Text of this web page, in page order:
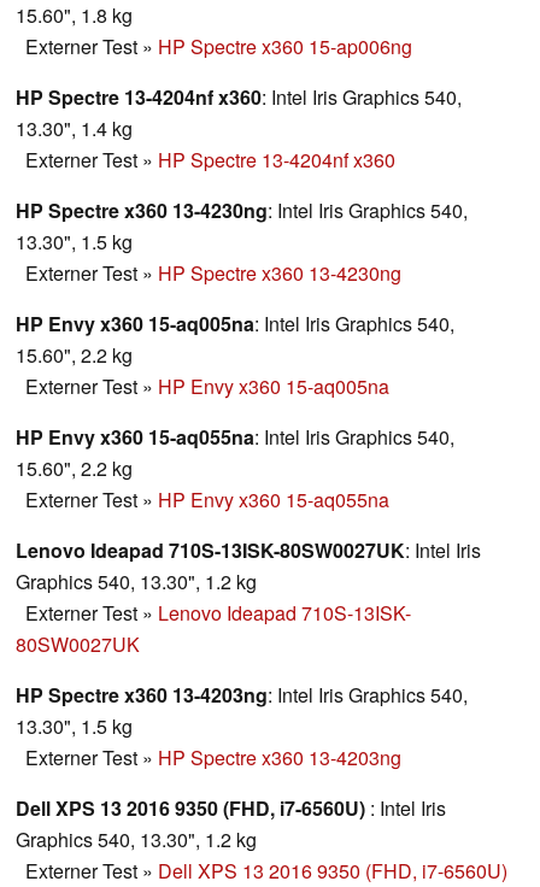
15.60", 1.8 kg
Externer Test » HP Spectre x360 15-ap006ng
HP Spectre 13-4204nf x360: Intel Iris Graphics 540,
13.30", 1.4 kg
Externer Test » HP Spectre 13-4204nf x360
HP Spectre x360 13-4230ng: Intel Iris Graphics 540,
13.30", 1.5 kg
Externer Test » HP Spectre x360 13-4230ng
HP Envy x360 15-aq005na: Intel Iris Graphics 540,
15.60", 2.2 kg
Externer Test » HP Envy x360 15-aq005na
HP Envy x360 15-aq055na: Intel Iris Graphics 540,
15.60", 2.2 kg
Externer Test » HP Envy x360 15-aq055na
Lenovo Ideapad 710S-13ISK-80SW0027UK: Intel Iris
Graphics 540, 13.30", 1.2 kg
Externer Test » Lenovo Ideapad 710S-13ISK-
80SW0027UK
HP Spectre x360 13-4203ng: Intel Iris Graphics 540,
13.30", 1.5 kg
Externer Test » HP Spectre x360 13-4203ng
Dell XPS 13 2016 9350 (FHD, i7-6560U) : Intel Iris
Graphics 540, 13.30", 1.2 kg
Externer Test » Dell XPS 13 2016 9350 (FHD, i7-6560U)